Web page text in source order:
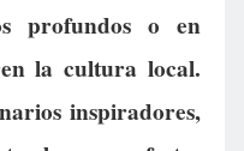
profundos o en
la cultura local.
inspiradores,